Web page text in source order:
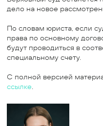
дело на новое
По словам юриста, если
права по основному
будут проводиться в
специальному счету.
С полной версией
ссылке.